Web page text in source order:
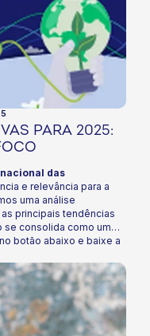
PARA 2025:
das
e relevância para a
uma análise
principais tendências
consolida como um
botão abaixo e baixe a